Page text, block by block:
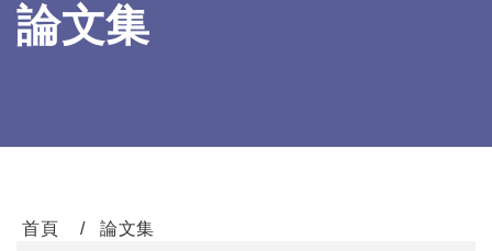
論文集
首頁
論文集